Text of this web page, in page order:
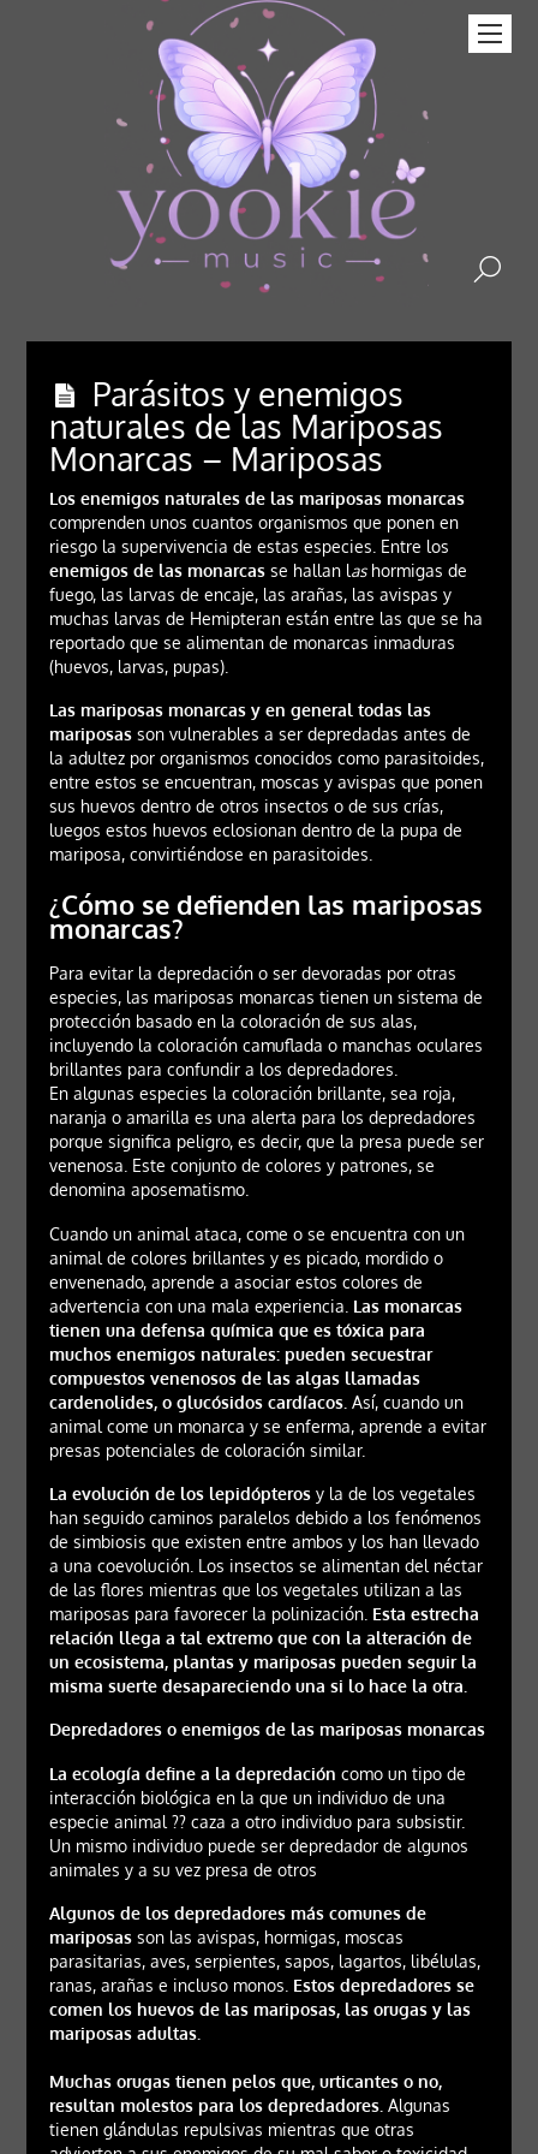
Parásitos y enemigos
naturales de las Mariposas
Monarcas – Mariposas
Los enemigos naturales de las mariposas monarcas
comprenden unos cuantos organismos que ponen en
riesgo la supervivencia de estas especies. Entre los
enemigos de las monarcasse hallan lashormigas de
fuego, las larvas de encaje, las arañas, las avispas y
muchas larvas de Hemipteran están entre las que se ha
reportado que se alimentan de monarcas inmaduras
(huevos, larvas, pupas).
Las mariposas monarcas y en general todas las
mariposasson vulnerables a ser depredadas antes de
la adultez por organismos conocidos como parasitoides,
entre estos se encuentran, moscas y avispas que ponen
sus huevos dentro de otros insectos o de sus crías,
luegos estos huevos eclosionan dentro de la pupa de
mariposa, convirtiéndose en parasitoides.
¿Cómo se defienden las mariposas
monarcas?
Para evitar la depredación o ser devoradas por otras
especies, las mariposas monarcas tienen un sistema de
protección basado en la coloración de sus alas,
incluyendo la coloración camuflada o manchas oculares
brillantes para confundir a los depredadores.
En algunas especies la coloración brillante, sea roja,
naranja o amarilla es una alerta para los depredadores
porque significa peligro, es decir, que la presa puede ser
venenosa. Este conjunto de colores y patrones, se
denomina aposematismo.
Cuando un animal ataca, come o se encuentra con un
animal de colores brillantes y es picado, mordido o
envenenado, aprende a asociar estos colores de
advertencia con una mala experiencia. Las monarcas
tienen una defensa química que es tóxica para
muchos enemigos naturales: pueden secuestrar
compuestos venenosos de las algas llamadas
cardenolides, o glucósidos cardíacos. Así, cuando un
animal come un monarca y se enferma, aprende a evitar
presas potenciales de coloración similar.
La evolución de los lepidópterosy la de los vegetales
han seguido caminos paralelos debido a los fenómenos
de simbiosis que existen entre ambos y los han llevado
a una coevolución. Los insectos se alimentan del néctar
de las flores mientras que los vegetales utilizan a las
mariposas para favorecer la polinización. Esta estrecha
relación llega a tal extremo que con la alteración de
un ecosistema, plantas y mariposas pueden seguir la
misma suerte desapareciendo una si lo hace la otra.
Depredadores o enemigos de las mariposas monarcas
La ecología define a la depredación como un tipo de
interacción biológica en la que un individuo de una
especie animal ?? caza a otro individuo para subsistir.
Un mismo individuo puede ser depredador de algunos
animales y a su vez presa de otros
Algunos de los depredadores más comunes de
mariposasson las avispas, hormigas, moscas
parasitarias, aves, serpientes, sapos, lagartos, libélulas,
ranas, arañas e incluso monos. Estos depredadores se
comen los huevos de las mariposas, las orugas y las
mariposas adultas.
Muchas orugas tienen pelos que, urticantes o no,
resultan molestos para los depredadores. Algunas
tienen glándulas repulsivas mientras que otras